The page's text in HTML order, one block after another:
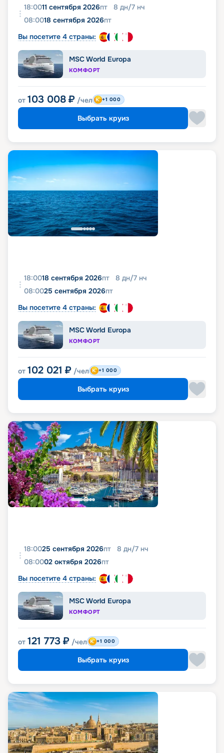
18:0011 сентября 2026пт 8 дн/7 нч
08:0018 сентября 2026пт
Вы посетите 4 страны:
MSC World Europa
КОМФОРТ
от 103 008 ₽ /чел +1 000
Выбрать круиз
18:0018 сентября 2026пт 8 дн/7 нч
08:0025 сентября 2026пт
Вы посетите 4 страны:
MSC World Europa
КОМФОРТ
от 102 021 ₽ /чел +1 000
Выбрать круиз
18:0025 сентября 2026пт 8 дн/7 нч
08:0002 октября 2026пт
Вы посетите 4 страны:
MSC World Europa
КОМФОРТ
от 121 773 ₽ /чел +1 000
Выбрать круиз